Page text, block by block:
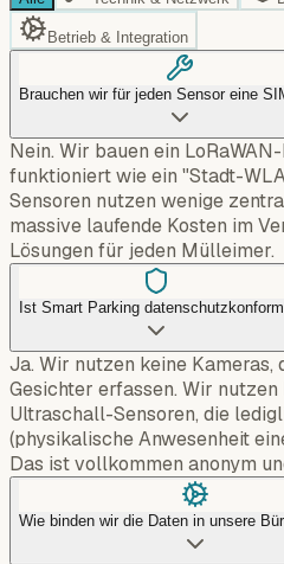
Betrieb & Integration
Brauchen wir für jeden Sensor eine
Nein. Wir bauen ein
funktioniert wie ein "Stadt-
Sensoren nutzen wenige
massive laufende Kosten im
Lösungen für jeden Mülleimer.
Ist Smart Parking
Ja. Wir nutzen keine Kameras,
Gesichter erfassen. Wir
Ultraschall-Sensoren, die
(physikalische Anwesenheit
Das ist vollkommen anonym
Wie binden wir die Daten in unsere